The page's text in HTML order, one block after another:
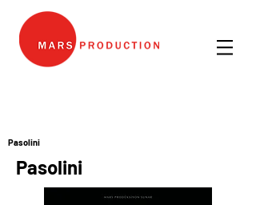
Pasolini
Pasolini